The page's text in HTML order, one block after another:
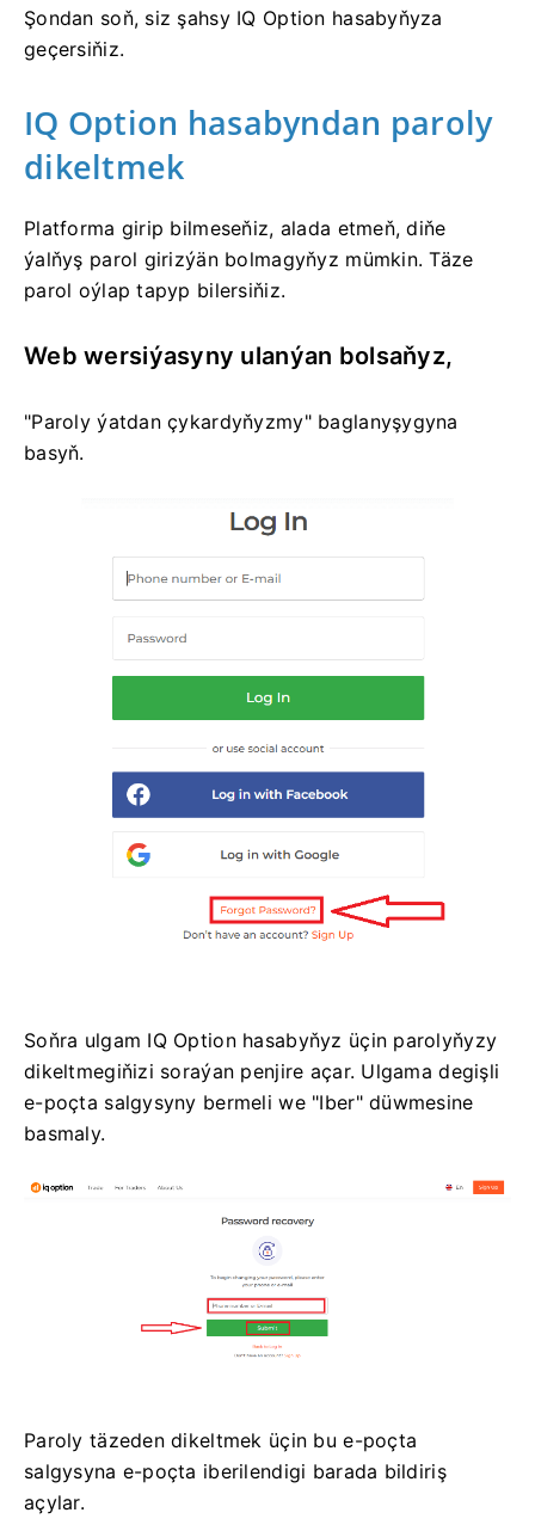
Şondan soň, siz şahsy IQ Option hasabyňyza
geçersiňiz.
IQ Option hasabyndan paroly
dikeltmek
Platforma girip bilmeseňiz, alada etmeň, diňe
ýalňyş parol girizýän bolmagyňyz mümkin. Täze
parol oýlap tapyp bilersiňiz.
Web wersiýasyny ulanýan bolsaňyz,
"Paroly ýatdan çykardyňyzmy" baglanyşygyna
basyň.
Soňra ulgam IQ Option hasabyňyz üçin parolyňyzy
dikeltmegiňizi soraýan penjire açar. Ulgama degişli
e-poçta salgysyny bermeli we "Iber" düwmesine
basmaly.
Paroly täzeden dikeltmek üçin bu e-poçta
salgysyna e-poçta iberilendigi barada bildiriş
açylar.